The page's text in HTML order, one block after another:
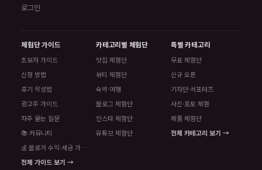
로그인
체험단 가이드
초보자 가이드
신청 방법
후기 작성법
광고주 가이드
자주 묻는 질문
📚 커뮤니티
💰 블로거 수익·세금 가이드
전체 가이드 보기 →
카테고리별 체험단
맛집 체험단
뷰티 체험단
숙박·여행
블로그 체험단
인스타 체험단
유튜브 체험단
특별 카테고리
무료 체험단
신규 오픈
기자단·서포터즈
사진·포토 체험
제품 체험단
전체 카테고리 보기 →